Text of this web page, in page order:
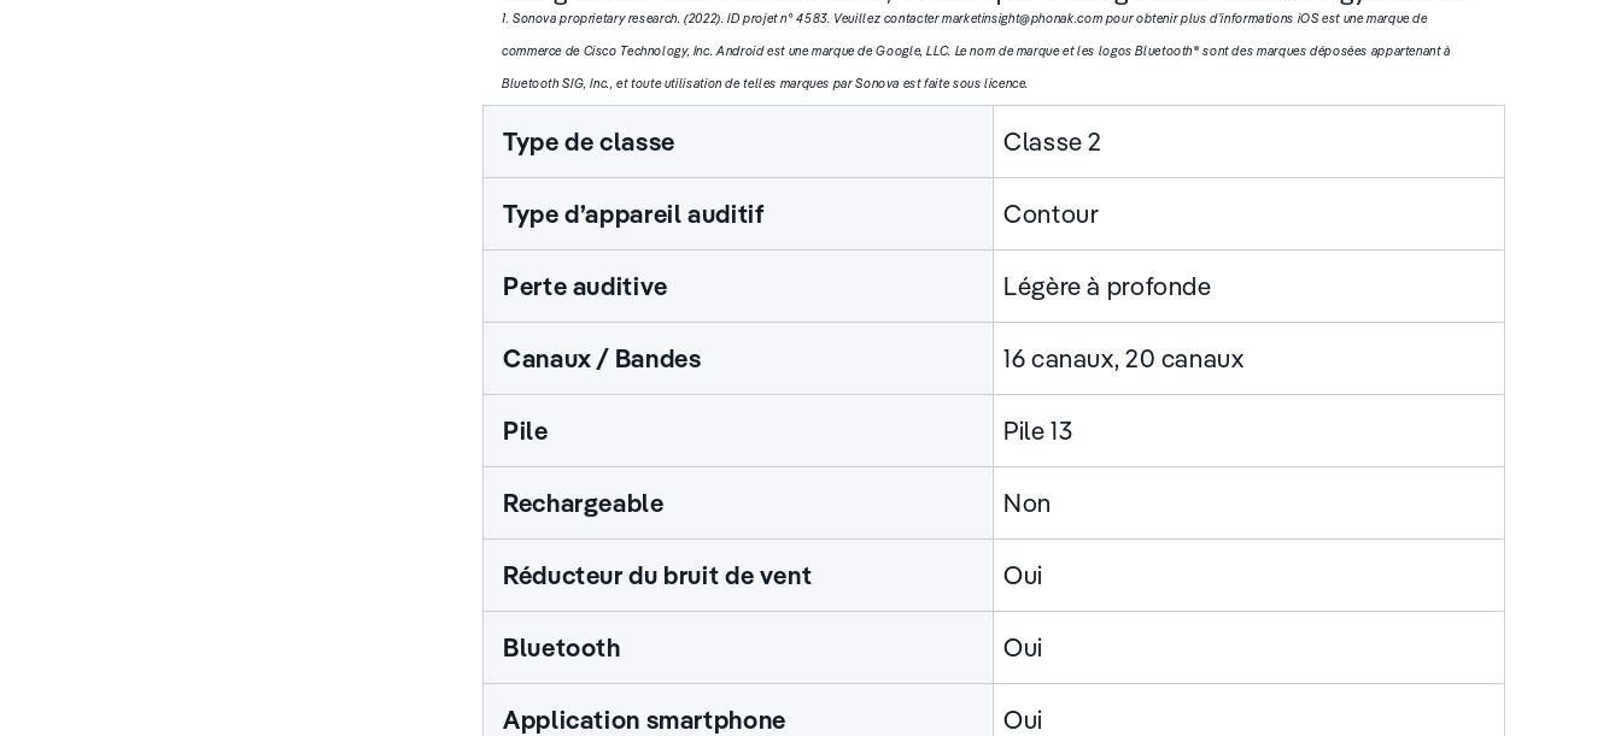
1. Sonova proprietary research. (2022). ID projet n° 4583. Veuillez contacter marketinsight@phonak.com pour obtenir plus d’informations iOS est une marque de
commerce de Cisco Technology, Inc. Android est une marque de Google, LLC. Le nom de marque et les logos Bluetooth® sont des marques déposées appartenant à
Bluetooth SIG, Inc., et toute utilisation de telles marques par Sonova est faite sous licence.
Type de classe Classe 2
Type d’appareil auditif Contour
Perte auditive Légère à profonde
Canaux / Bandes 16 canaux, 20 canaux
Pile Pile 13
Rechargeable Non
Réducteur du bruit de vent Oui
Bluetooth Oui
Application smartphone Oui